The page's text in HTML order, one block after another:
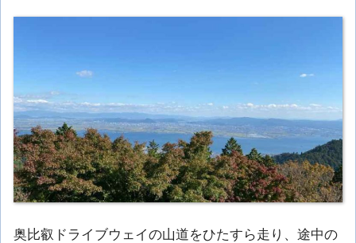
奥比叡ドライブウェイの山道をひたすら走り、途中の